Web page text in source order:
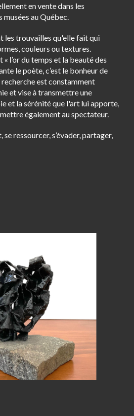
en vente dans les
musées au Québec.
les trouvailles qu'elle fait qui
couleurs ou textures.
l’or du temps et la beauté des
le poète, c’est le bonheur de
est constamment
et vise à transmettre une
et la sérénité que l'art lui apporte,
également au spectateur.
se ressourcer, s’évader, partager,